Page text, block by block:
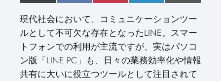
h
r
o
n
(
w
t
t
e
r
h
r
e
o
n
a
e
b
o
o
k
h
r
o
n
i
t
r
e
s
t
h
r
e
o
n
i
k
e
d
n
h
r
o
n
m
i
現代社会において、コミュニケーションツー
ルとして不可欠な存在となったLINE。スマー
トフォンでの利用が主流ですが、実はパソコ
ン版「LINE PC」も、日々の業務効率化や情報
共有に大いに役立つツールとして注目されて